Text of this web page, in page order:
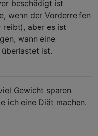
beschädigt ist
wenn der Vorderreifen
reibt), aber es ist
wann eine
ist.
Gewicht sparen
ich eine Diät machen.